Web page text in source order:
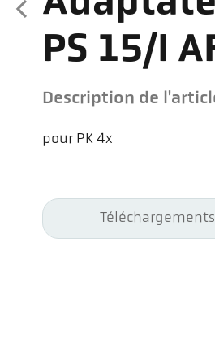
PS 15/I
Description de
pour PK 4x
Téléchargements